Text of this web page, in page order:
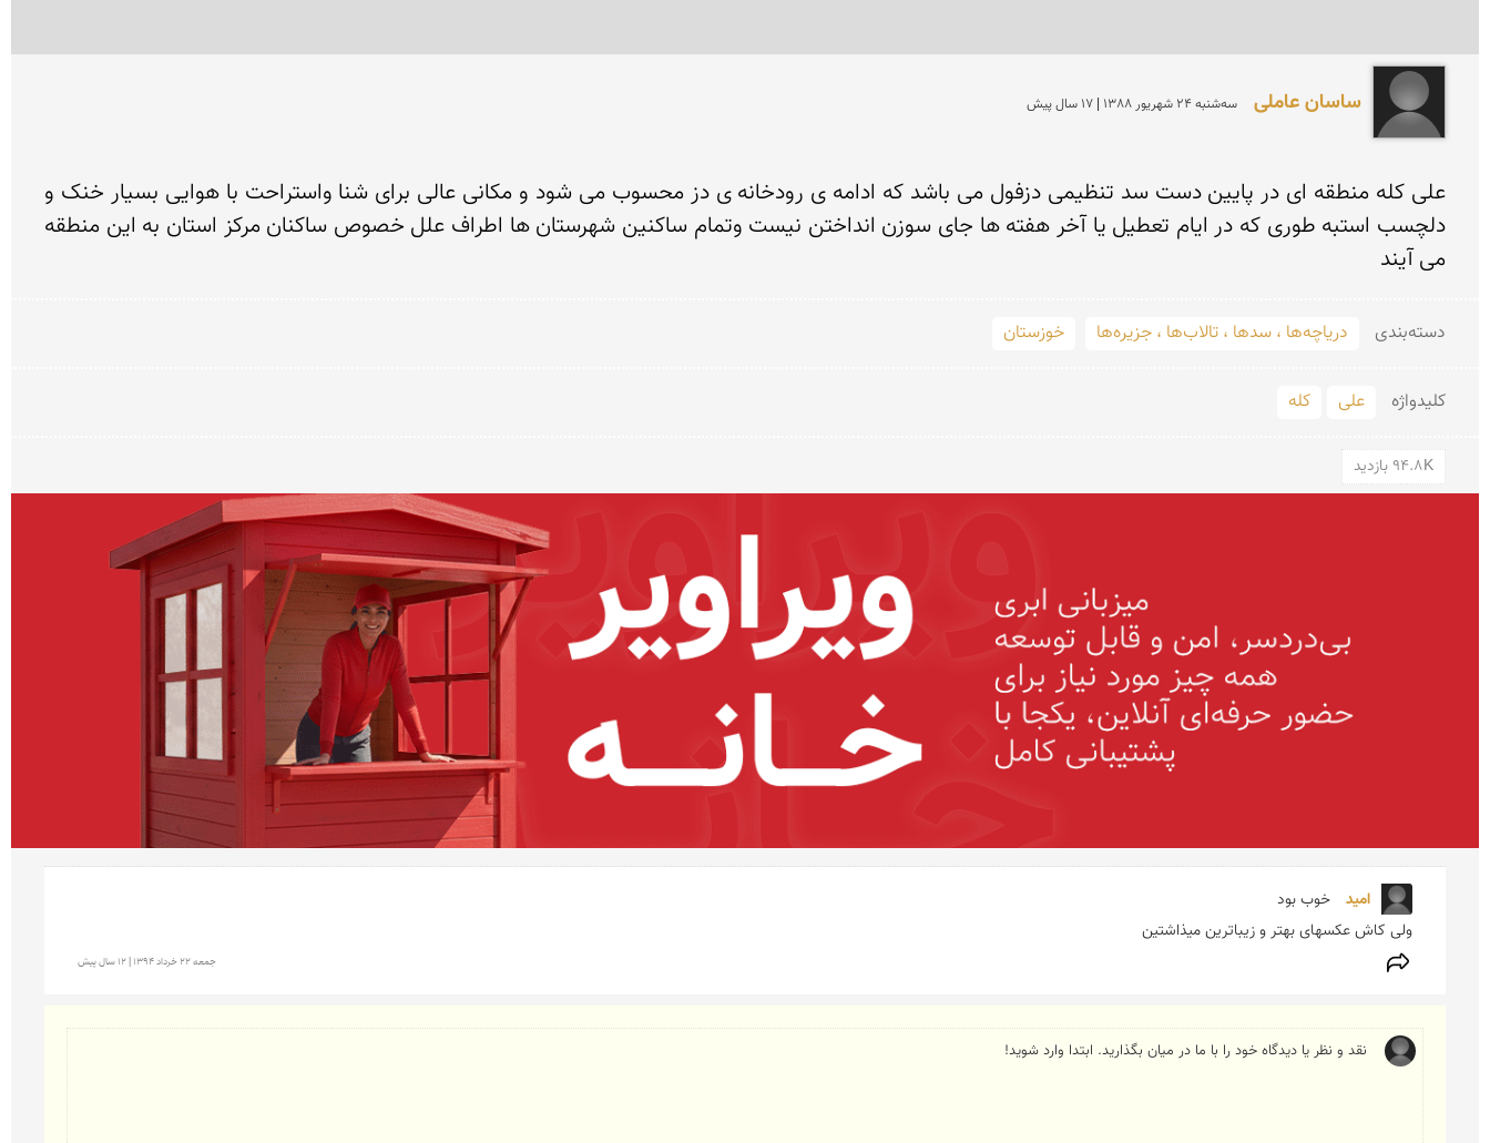
ساسان عاملی سه‌شنبه 24 شهريور 1388 | 17 سال پیش
می آیند
دسته‌بندی دریاچه‌ها ، سدها ، تالاب‌ها ، جزیره‌ها خوزستان
کلید‌واژه علی کله
94.8K بازدید
امید
ولی کاش عکسهای بهتر و زیباترین میذاشتین
جمعه 22 خرداد 1394 | 12 سال پیش